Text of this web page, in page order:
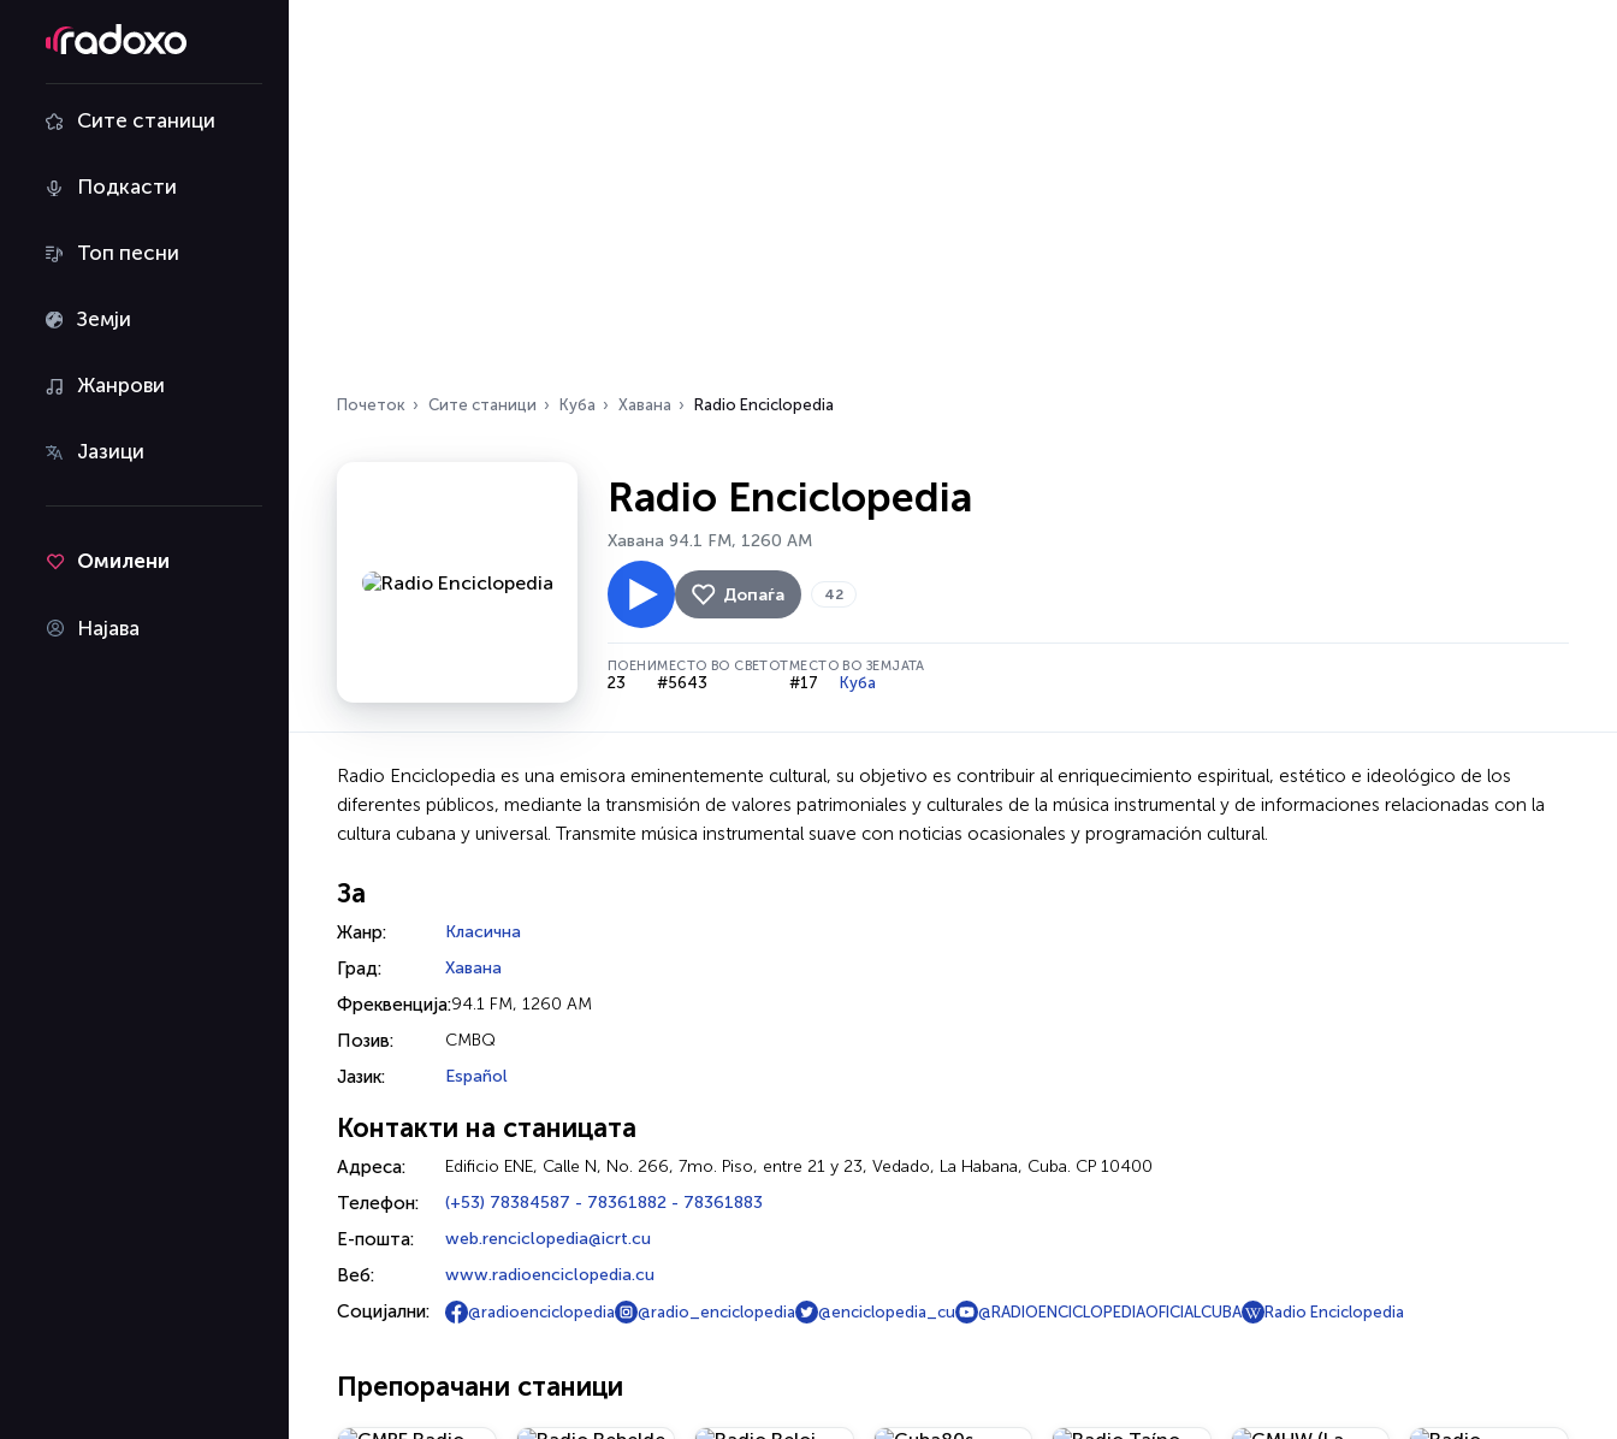
Сите станици
Подкасти
Топ песни
Земји
Жанрови
Јазици
Омилени
Најава
Почеток Сите станици Куба Хавана Radio Enciclopedia
Radio Enciclopedia
Хавана 94.1 FM, 1260 AM
Допаѓа 42
ПОЕНИ
23
МЕСТО ВО СВЕТОТ
#5643
МЕСТО ВО ЗЕМЈАТА
#17 Куба
Radio Enciclopedia es una emisora eminentemente cultural, su objetivo es contribuir al enriquecimiento espiritual, estético e ideológico de los
diferentes públicos, mediante la transmisión de valores patrimoniales y culturales de la música instrumental y de informaciones relacionadas con la
cultura cubana y universal. Transmite música instrumental suave con noticias ocasionales y programación cultural.
За
Жанр: Класична
Град: Хавана
Фреквенција:94.1 FM, 1260 AM
Позив: CMBQ
Јазик: Español
Контакти на станицата
Адреса: Edificio ENE, Calle N, No. 266, 7mo. Piso, entre 21 y 23, Vedado, La Habana, Cuba. CP 10400
Телефон: (+53) 78384587 - 78361882 - 78361883
Е-пошта: web.renciclopedia@icrt.cu
Веб: www.radioenciclopedia.cu
Социјални: @radioenciclopedia @radio_enciclopedia @enciclopedia_cu @RADIOENCICLOPEDIAOFICIALCUBA Radio Enciclopedia
Препорачани станици